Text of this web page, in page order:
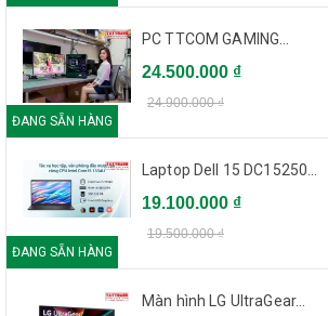
ĐANG SẴN HÀNG
PC TTCOM GAMING...
24.500.000 ₫
24.900.000 ₫
ĐANG SẴN HÀNG
Laptop Dell 15 DC15250...
19.100.000 ₫
19.500.000 ₫
Màn hình LG UltraGear...